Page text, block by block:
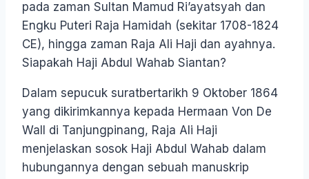
pada zaman Sultan Mamud Ri’ayatsyah dan
Engku Puteri Raja Hamidah (sekitar 1708-1824
CE), hingga zaman Raja Ali Haji dan ayahnya.
Siapakah Haji Abdul Wahab Siantan?
Dalam sepucuk suratbertarikh 9 Oktober 1864
yang dikirimkannya kepada Hermaan Von De
Wall di Tanjungpinang, Raja Ali Haji
menjelaskan sosok Haji Abdul Wahab dalam
hubungannya dengan sebuah manuskrip